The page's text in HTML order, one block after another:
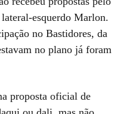
esquerdo Marlon.
no Bastidores, da
no plano já foram
proposta oficial de